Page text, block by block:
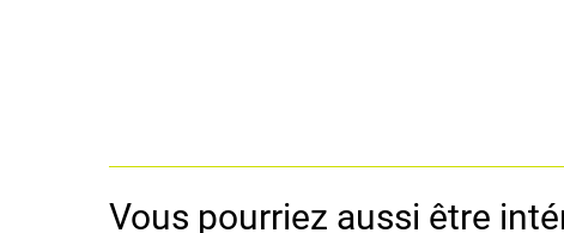
Vous pourriez aussi être